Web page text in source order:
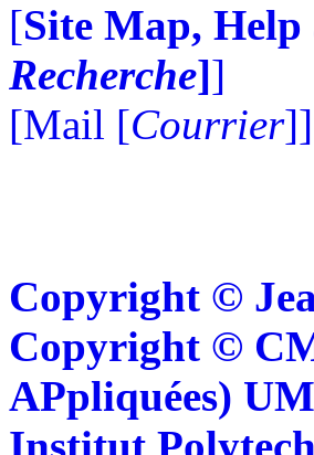
[Site Map, Help
Recherche]]
[Mail [Courrier]]
Copyright ©
Copyright ©
APpliquées)